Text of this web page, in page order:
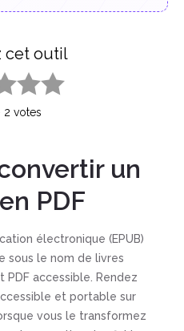
cet outil
2 votes
un
PDF
électronique (EPUB)
sous le nom de livres
accessible. Rendez
et portable sur
vous le transformez